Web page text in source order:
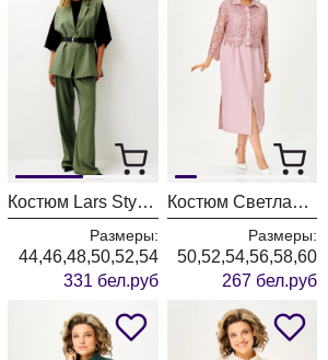
Костюм Lars Style 1247/1 оттенки хвои
Размеры:
44,46,48,50,52,54
331 бел.руб
Костюм Светлана-Стиль 2380 розовый
Размеры:
50,52,54,56,58,60
267 бел.руб